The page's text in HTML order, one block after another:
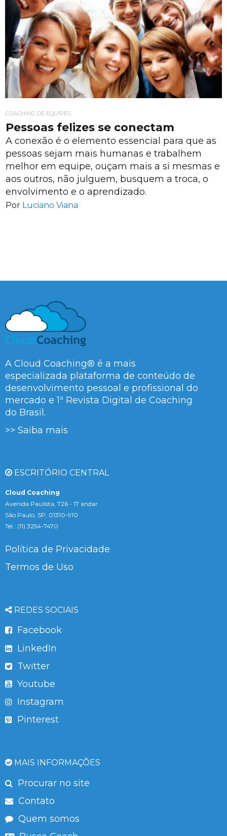
COACHING DE EQUIPES
Pessoas felizes se conectam
A conexão é o elemento essencial para que as
pessoas sejam mais humanas e trabalhem
melhor em equipe, ouçam mais a si mesmas e
aos outros, não julguem, busquem a troca, o
envolvimento e o aprendizado.
Por Luciano Viana
A Cloud Coaching® é a mais
especializada plataforma de conteúdo de
desenvolvimento pessoal e profissional do
mercado e 1ª Revista Digital de Coaching
do Brasil.
>> Saiba mais
ESCRITÓRIO CENTRAL
Cloud Coaching
Avenida Paulista, 726 - 17 andar
São Paulo, SP, 01310-910
Tel.: (11) 3254-7470
Política de Privacidade
Termos de Uso
REDES SOCIAIS
Facebook
LinkedIn
Twitter
Youtube
Instagram
Pinterest
MAIS INFORMAÇÕES
Procurar no site
Contato
Quem somos